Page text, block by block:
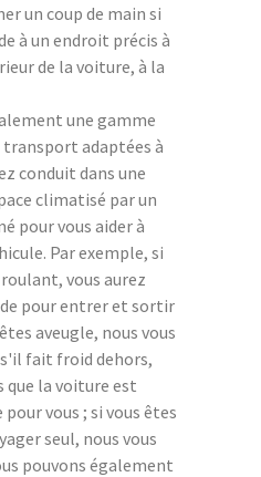
un coup de main si
à un endroit précis à
de la voiture, à la
une gamme
adaptées à
conduit dans une
climatisé par un
pour vous aider à
Par exemple, si
vous aurez
pour entrer et sortir
aveugle, nous vous
fait froid dehors,
que la voiture est
vous ; si vous êtes
seul, nous vous
pouvons également